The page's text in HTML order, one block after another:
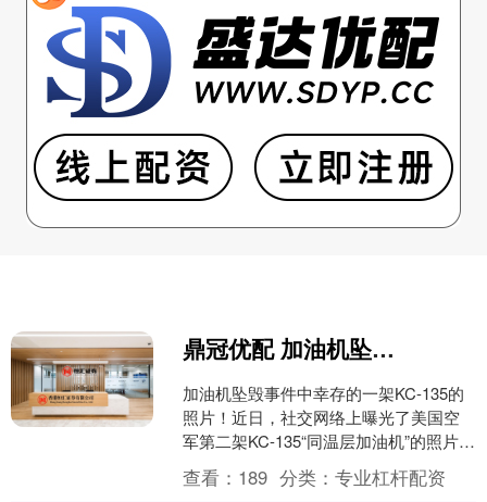
鼎冠优配 加油机坠毁事件中幸存的一架KC-135的照片！近日，社交网络上曝光了
加油机坠毁事件中幸存的一架KC-135的
照片！近日，社交网络上曝光了美国空
军第二架KC-135“同温层加油机”的照片，
显示出其垂直尾翼受损的情况。美国五
角大楼方....
查看： 189 分类：专业杠杆配资